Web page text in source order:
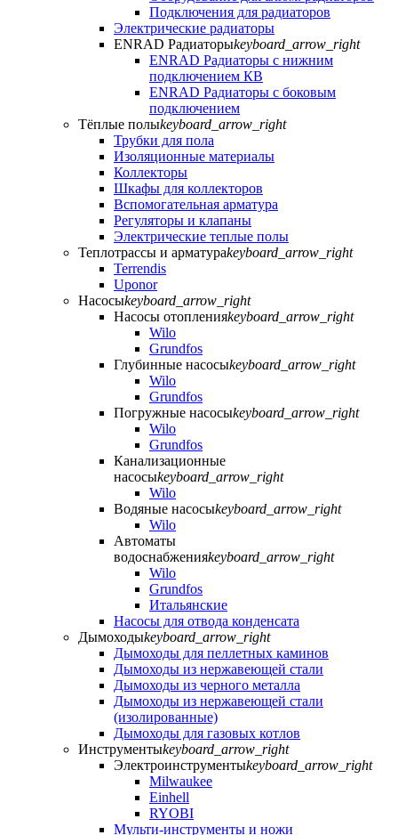
Подключения для радиаторов
Электрические радиаторы
ENRAD Радиаторыkeyboard_arrow_right
ENRAD Радиаторы с нижним
подключением КВ
ENRAD Радиаторы с боковым
подключением
Тёплые полыkeyboard_arrow_right
Трубки для пола
Изоляционные материалы
Коллекторы
Шкафы для коллекторов
Вспомогательная арматура
Регуляторы и клапаны
Электрические теплые полы
Теплотрассы и арматураkeyboard_arrow_right
Terrendis
Uponor
Насосыkeyboard_arrow_right
Насосы отопленияkeyboard_arrow_right
Wilo
Grundfos
Глубинные насосыkeyboard_arrow_right
Wilo
Grundfos
Погружные насосыkeyboard_arrow_right
Wilo
Grundfos
Канализационные
насосыkeyboard_arrow_right
Wilo
Водяные насосыkeyboard_arrow_right
Wilo
Автоматы
водоснабженияkeyboard_arrow_right
Wilo
Grundfos
Итальянские
Насосы для отвода конденсата
Дымоходыkeyboard_arrow_right
Дымоходы для пеллетных каминов
Дымоходы из нержавеющей стали
Дымоходы из черного металла
Дымоходы из нержавеющей стали
(изолированные)
Дымоходы для газовых котлов
Инструментыkeyboard_arrow_right
Электроинструментыkeyboard_arrow_right
Milwaukee
Einhell
RYOBI
Мульти-инструменты и ножи